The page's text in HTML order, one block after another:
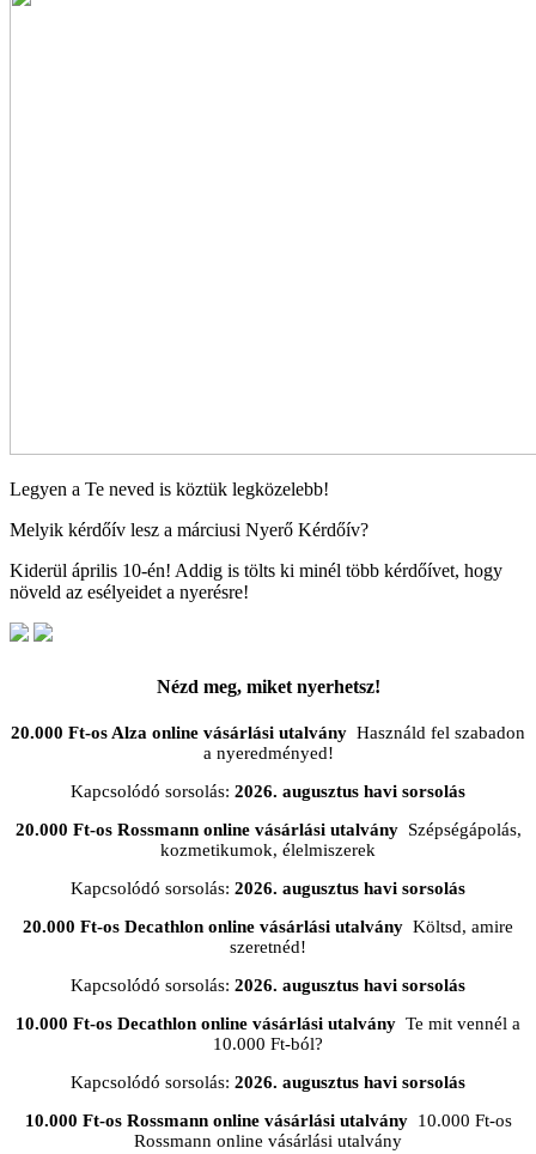
Legyen a Te neved is köztük legközelebb!
Melyik kérdőív lesz a márciusi Nyerő Kérdőív?
Kiderül április 10-én! Addig is tölts ki minél több kérdőívet, hogy
növeld az esélyeidet a nyerésre!
Nézd meg, miket nyerhetsz!
20.000 Ft-os Alza online vásárlási utalvány Használd fel szabadon
a nyeredményed!
Kapcsolódó sorsolás: 2026. augusztus havi sorsolás
20.000 Ft-os Rossmann online vásárlási utalványSzépségápolás,
kozmetikumok, élelmiszerek
Kapcsolódó sorsolás: 2026. augusztus havi sorsolás
20.000 Ft-os Decathlon online vásárlási utalvány Költsd, amire
szeretnéd!
Kapcsolódó sorsolás: 2026. augusztus havi sorsolás
10.000 Ft-os Decathlon online vásárlási utalvány Te mit vennél a
10.000 Ft-ból?
Kapcsolódó sorsolás: 2026. augusztus havi sorsolás
10.000 Ft-os Rossmann online vásárlási utalvány10.000 Ft-os
Rossmann online vásárlási utalvány